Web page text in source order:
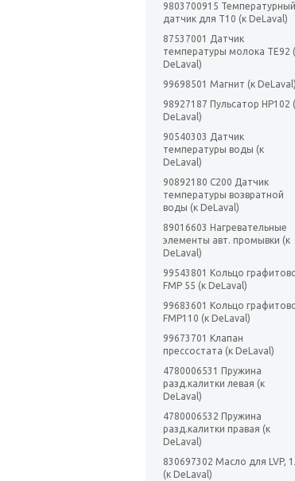
9803700915 Температурный
датчик для Т10 (к DeLaval)
87537001 Датчик
температуры молока TE92
DeLaval)
99698501 Магнит (к DeLaval)
98927187 Пульсатор НР102
DeLaval)
90540303 Датчик
температуры воды (к
DeLaval)
90892180 С200 Датчик
температуры возвратной
воды (к DeLaval)
89016603 Нагревательные
элементы авт. промывки (к
DeLaval)
99543801 Кольцо
FMP 55 (к DeLaval)
99683601 Кольцо
FMP110 (к DeLaval)
99673701 Клапан
прессостата (к DeLaval)
4780006531 Пружина
разд.калитки левая (к
DeLaval)
4780006532 Пружина
разд.калитки правая (к
DeLaval)
830697302 Масло для LVP,
(к DeLaval)